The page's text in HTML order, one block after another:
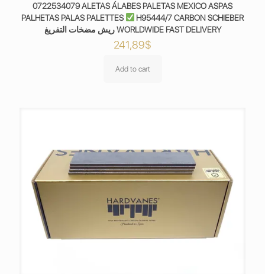
0722534079 ALETAS ÁLABES PALETAS MEXICO ASPAS
PALHETAS PALAS PALETTES
H95444/7 CARBON SCHIEBER
ريش مضخات التفريغ WORLDWIDE FAST DELIVERY
241,89$
Add to cart